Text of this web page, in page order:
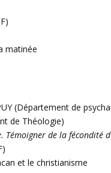
matinée
(Département de
de Théologie)
Témoigner de la fécondité
et le christianisme